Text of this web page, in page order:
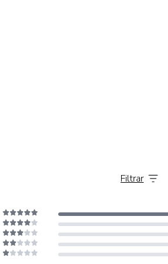
ter uma visão ampla e
vai aprender como encontrar a causa
Filtrar